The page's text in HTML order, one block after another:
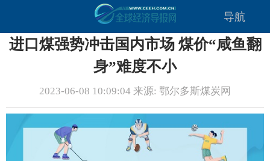
导航
进口煤强势冲击国内市场 煤价“咸鱼翻
身”难度不小
2023-06-08 10:09:04 来源: 鄂尔多斯煤炭网